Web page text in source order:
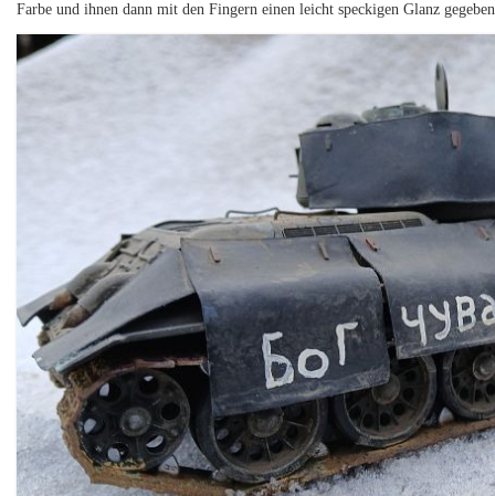
Farbe und ihnen dann mit den Fingern einen leicht speckigen Glanz